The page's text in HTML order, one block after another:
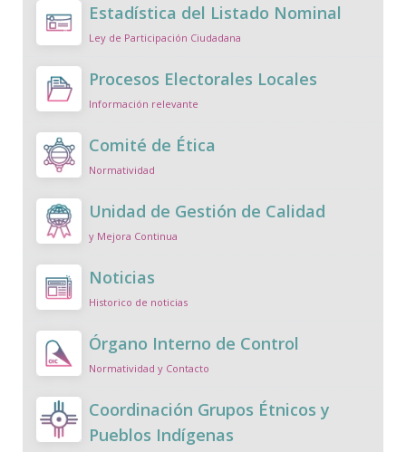
Estadística del Listado Nominal
Ley de Participación Ciudadana
Procesos Electorales Locales
Información relevante
Comité de Ética
Normatividad
Unidad de Gestión de Calidad
y Mejora Continua
Noticias
Historico de noticias
Órgano Interno de Control
Normatividad y Contacto
Coordinación Grupos Étnicos y
Pueblos Indígenas